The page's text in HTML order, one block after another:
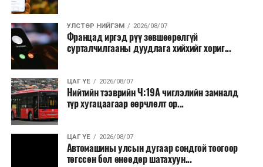
Нөөцийн махыг цахим системд бүртгэснээр мах
бэлтгэлийн явц, нөөцийн үлдэгдэл ил тод болно. Мөн
хөнгөлөлттэй зээлийг зориулалтын бусаар ашиглах
явдлыг таслан зогсоох, хүртээмжийг нэмэгдүүлэх,
өрсөлдөөнийг бий болгох боломжтой гэж үзжээ.
Иргэд агуулах, үйлдвэрээс махаа шууд худалдан авах,
малчид системээр дамжуулан бүтээгдэхүүнээ
эцсийн хэрэглэгчид борлуулах боломж бүрдэх юм.
Түүнчлэн түлш, улаанбуудай, хүнсний ногооны нөөц
бүрдүүлэх зоорь, агуулах барих аж ахуйн нэгжүүдэд
УЛСТӨР НИЙГЭМ 2026/08/07
Францад иргэд рүү зөвшөөрөлгүй
сурталчилгааны дуудлага хийхийг хориг...
ЦАГ ҮЕ 2026/08/07
Нийтийн тээврийн Ч:19А чиглэлийн замналд
түр хугацаагаар өөрчлөлт ор...
ЦАГ ҮЕ 2026/08/07
Автомашины улсын дугаар сондгой тоогоор
төгссөн бол өнөөдөр шатахуун...